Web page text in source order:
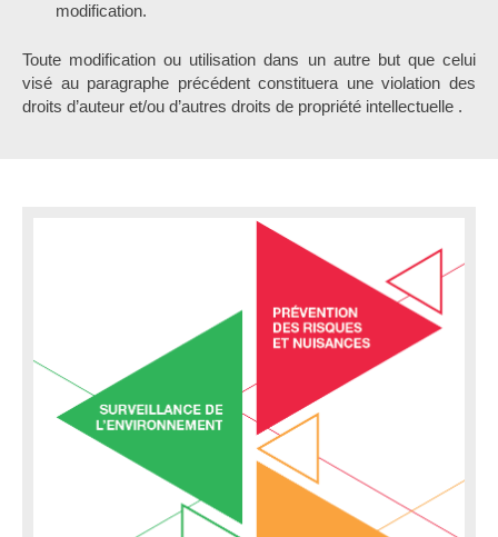
modification.
Toute modification ou utilisation dans un autre but que celui
visé au paragraphe précédent constituera une violation des
droits d’auteur et/ou d’autres droits de propriété intellectuelle .